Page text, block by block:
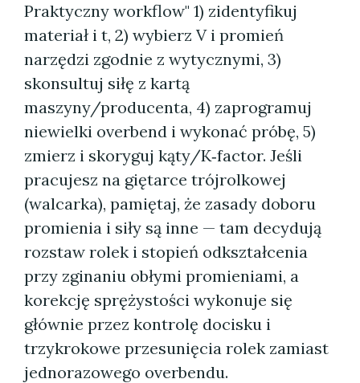
Praktyczny workflow" 1) zidentyfikuj
materiał i t, 2) wybierz V i promień
narzędzi zgodnie z wytycznymi, 3)
skonsultuj siłę z kartą
maszyny/producenta, 4) zaprogramuj
niewielki overbend i wykonać próbę, 5)
zmierz i skoryguj kąty/K‑factor. Jeśli
pracujesz na giętarce trójrolkowej
(walcarka), pamiętaj, że zasady doboru
promienia i siły są inne — tam decydują
rozstaw rolek i stopień odkształcenia
przy zginaniu obłymi promieniami, a
korekcję sprężystości wykonuje się
głównie przez kontrolę docisku i
trzykrokowe przesunięcia rolek zamiast
jednorazowego overbendu.